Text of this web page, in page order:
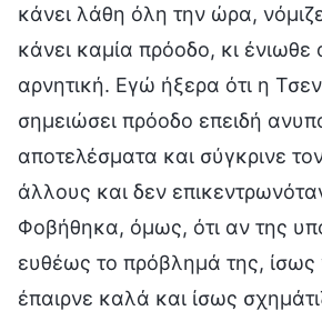
κάνει λάθη όλη την ώρα, νόμιζε
κάνει καμία πρόοδο, κι ένιωθε
αρνητική. Εγώ ήξερα ότι η Τσεν
σημειώσει πρόοδο επειδή
αποτελέσματα και σύγκρινε
άλλους και δεν
Φοβήθηκα, όμως, ότι αν της
ευθέως το πρόβλημά της, ίσως
έπαιρνε καλά και ίσως